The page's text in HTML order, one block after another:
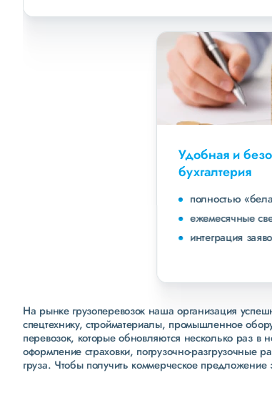
Удобная и безопасная
полностью «белая бухгалтерия»
ежемесячные сверки расчетов с клиентами
На рынке грузоперевозок наша организация
спецтехнику, стройматериалы, промышленное
перевозок, которые обновляются несколько раз
оформление страховки, погрузочно-
груза. Чтобы получить коммерческое